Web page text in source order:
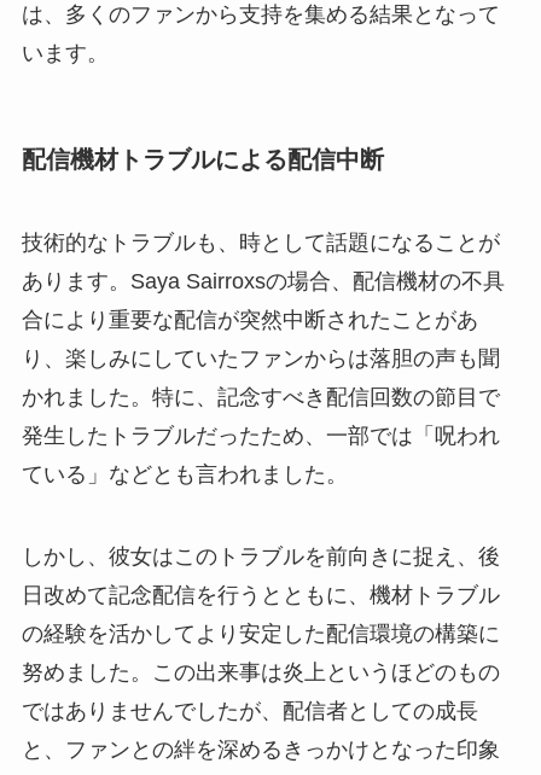
は、多くのファンから支持を集める結果となって
います。
配信機材トラブルによる配信中断
技術的なトラブルも、時として話題になることが
あります。Saya Sairroxsの場合、配信機材の不具
合により重要な配信が突然中断されたことがあ
り、楽しみにしていたファンからは落胆の声も聞
かれました。特に、記念すべき配信回数の節目で
発生したトラブルだったため、一部では「呪われ
ている」などとも言われました。
しかし、彼女はこのトラブルを前向きに捉え、後
日改めて記念配信を行うとともに、機材トラブル
の経験を活かしてより安定した配信環境の構築に
努めました。この出来事は炎上というほどのもの
ではありませんでしたが、配信者としての成長
と、ファンとの絆を深めるきっかけとなった印象